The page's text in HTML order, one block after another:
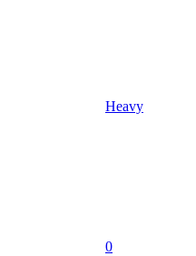
Heavy
0